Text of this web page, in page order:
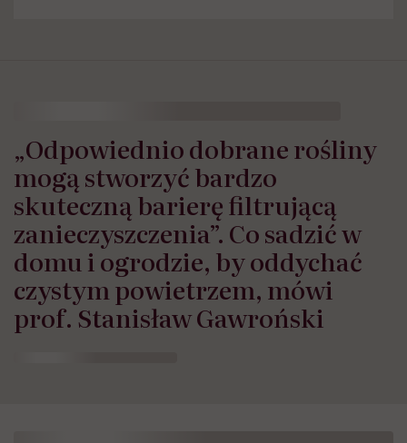
„Odpowiednio dobrane rośliny
mogą stworzyć bardzo
skuteczną barierę filtrującą
zanieczyszczenia”. Co sadzić w
domu i ogrodzie, by oddychać
czystym powietrzem, mówi
prof. Stanisław Gawroński